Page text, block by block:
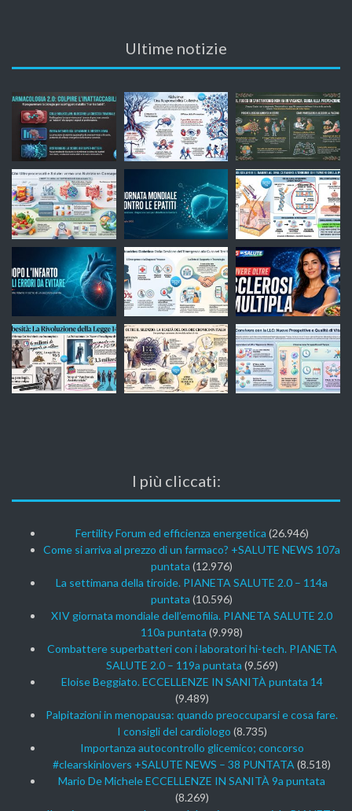
Ultime notizie
I più cliccati:
Fertility Forum ed efficienza energetica (26.946)
Come si arriva al prezzo di un farmaco? +SALUTE NEWS 107a
puntata (12.976)
La settimana della tiroide. PIANETA SALUTE 2.0 – 114a
puntata (10.596)
XIV giornata mondiale dell’emofilia. PIANETA SALUTE 2.0
110a puntata (9.998)
Combattere superbatteri con i laboratori hi-tech. PIANETA
SALUTE 2.0 – 119a puntata (9.569)
Eloise Beggiato. ECCELLENZE IN SANITÀ puntata 14
(9.489)
Palpitazioni in menopausa: quando preoccuparsi e cosa fare.
I consigli del cardiologo (8.735)
Importanza autocontrollo glicemico; concorso
#clearskinlovers +SALUTE NEWS – 38 PUNTATA(8.518)
Mario De Michele ECCELLENZE IN SANITÀ 9a puntata
(8.269)